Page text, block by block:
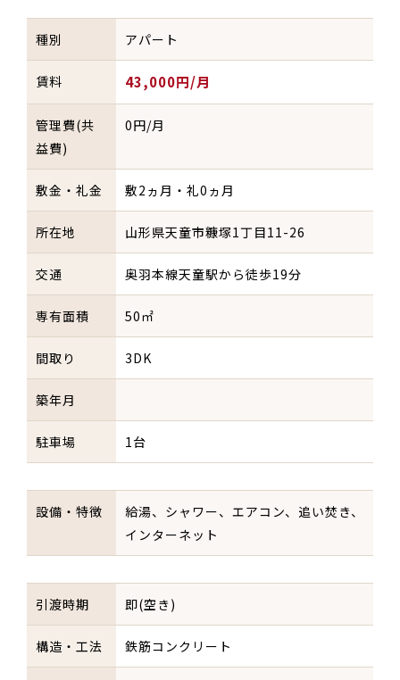
種別 アパート
賃料 43,000円/月
管理費(共
益費)
0円/月
敷金・礼金 敷2ヵ月・礼0ヵ月
所在地 山形県天童市糠塚1丁目11-26
交通 奥羽本線天童駅から徒歩19分
専有面積 50㎡
間取り 3DK
築年月
駐車場 1台
設備・特徴
給湯、シャワー、エアコン、追い焚き、
インターネット
引渡時期 即(空き)
構造・工法 鉄筋コンクリート